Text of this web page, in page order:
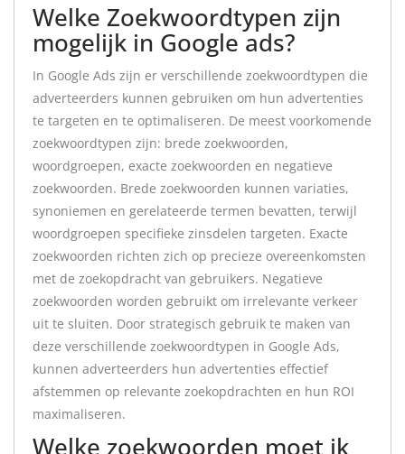
Welke Zoekwoordtypen zijn
mogelijk in Google ads?
In Google Ads zijn er verschillende zoekwoordtypen die
adverteerders kunnen gebruiken om hun advertenties
te targeten en te optimaliseren. De meest voorkomende
zoekwoordtypen zijn: brede zoekwoorden,
woordgroepen, exacte zoekwoorden en negatieve
zoekwoorden. Brede zoekwoorden kunnen variaties,
synoniemen en gerelateerde termen bevatten, terwijl
woordgroepen specifieke zinsdelen targeten. Exacte
zoekwoorden richten zich op precieze overeenkomsten
met de zoekopdracht van gebruikers. Negatieve
zoekwoorden worden gebruikt om irrelevante verkeer
uit te sluiten. Door strategisch gebruik te maken van
deze verschillende zoekwoordtypen in Google Ads,
kunnen adverteerders hun advertenties effectief
afstemmen op relevante zoekopdrachten en hun ROI
maximaliseren.
Welke zoekwoorden moet ik